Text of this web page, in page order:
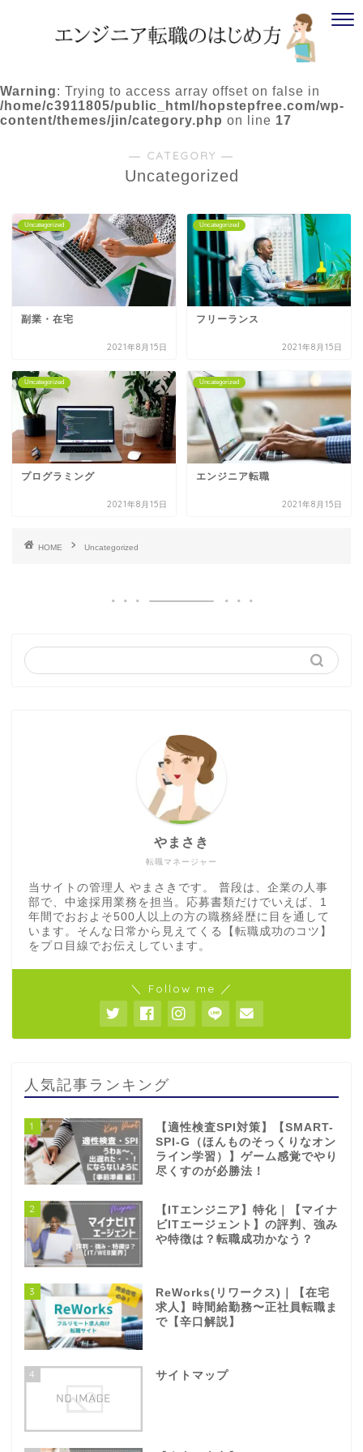
Warning: Trying to access array offset on false in
/home/c3911805/public_html/hopstepfree.com/wp-
content/themes/jin/category.php on line 17
― CATEGORY ―
Uncategorized
Uncategorized
副業・在宅
2021年8月15日
Uncategorized
フリーランス
2021年8月15日
Uncategorized
プログラミング
2021年8月15日
Uncategorized
エンジニア転職
2021年8月15日
HOME Uncategorized
転職マネージャー
やまさき
当サイトの管理人 やまさきです。 普段は、企業の人事
部で、中途採用業務を担当。応募書類だけでいえば、1
年間でおおよそ500人以上の方の職務経歴に目を通して
います。そんな日常から見えてくる【転職成功のコツ】
をプロ目線でお伝えしています。
＼ Follow me ／
人気記事ランキング
1
【適性検査SPI対策】【SMART-
SPI-G（ほんものそっくりなオン
ライン学習）】ゲーム感覚でやり
尽くすのが必勝法！
2
【ITエンジニア】特化｜【マイナ
ビITエージェント】の評判、強み
や特徴は？転職成功かなう？
3
ReWorks(リワークス)｜【在宅
求人】時間給勤務〜正社員転職ま
で【辛口解説】
4 サイトマップ